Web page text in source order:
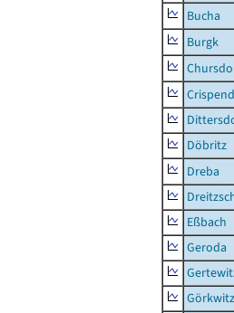
Bucha
Burgk
Döbritz
Dreba
Eßbach
Geroda
Görkwitz